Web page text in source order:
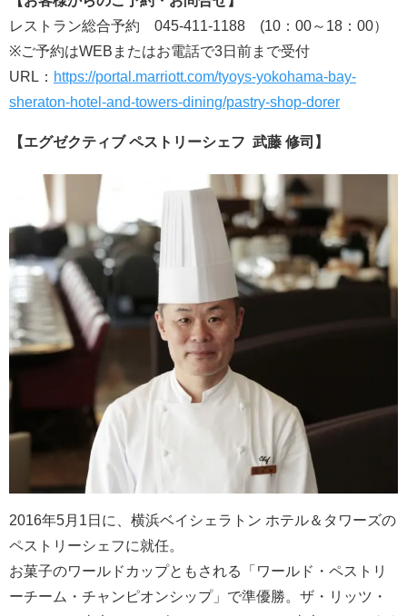
レストラン総合予約 045-411-1188 (10：00～18：00）
※ご予約はWEBまたはお電話で3日前まで受付
URL： https://portal.marriott.com/tyoys-yokohama-bay-
sheraton-hotel-and-towers-dining/pastry-shop-dorer
【エグゼクティブ ペストリーシェフ 武藤 修司】
2016年5月1日に、横浜ベイシェラトン ホテル＆タワーズの
ペストリーシェフに就任。
お菓子のワールドカップともされる「ワールド・ペストリ
ーチーム・チャンピオンシップ」で準優勝。ザ・リッツ・